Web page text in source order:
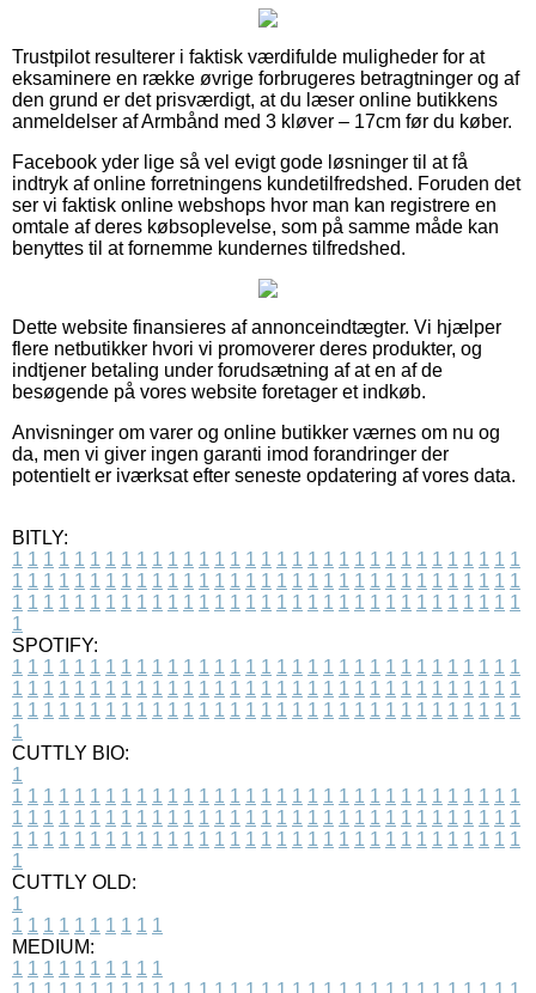
Trustpilot resulterer i faktisk værdifulde muligheder for at
eksaminere en række øvrige forbrugeres betragtninger og af
den grund er det prisværdigt, at du læser online butikkens
anmeldelser af Armbånd med 3 kløver – 17cm før du køber.
Facebook yder lige så vel evigt gode løsninger til at få
indtryk af online forretningens kundetilfredshed. Foruden det
ser vi faktisk online webshops hvor man kan registrere en
omtale af deres købsoplevelse, som på samme måde kan
benyttes til at fornemme kundernes tilfredshed.
Dette website finansieres af annonceindtægter. Vi hjælper
flere netbutikker hvori vi promoverer deres produkter, og
indtjener betaling under forudsætning af at en af de
besøgende på vores website foretager et indkøb.
Anvisninger om varer og online butikker værnes om nu og
da, men vi giver ingen garanti imod forandringer der
potentielt er iværksat efter seneste opdatering af vores data.
BITLY:
1 1 1 1 1 1 1 1 1 1 1 1 1 1 1 1 1 1 1 1 1 1 1 1 1 1 1 1 1 1 1 1 1
1 1 1 1 1 1 1 1 1 1 1 1 1 1 1 1 1 1 1 1 1 1 1 1 1 1 1 1 1 1 1 1 1
1 1 1 1 1 1 1 1 1 1 1 1 1 1 1 1 1 1 1 1 1 1 1 1 1 1 1 1 1 1 1 1 1
1
SPOTIFY:
1 1 1 1 1 1 1 1 1 1 1 1 1 1 1 1 1 1 1 1 1 1 1 1 1 1 1 1 1 1 1 1 1
1 1 1 1 1 1 1 1 1 1 1 1 1 1 1 1 1 1 1 1 1 1 1 1 1 1 1 1 1 1 1 1 1
1 1 1 1 1 1 1 1 1 1 1 1 1 1 1 1 1 1 1 1 1 1 1 1 1 1 1 1 1 1 1 1 1
1
CUTTLY BIO:
1
1 1 1 1 1 1 1 1 1 1 1 1 1 1 1 1 1 1 1 1 1 1 1 1 1 1 1 1 1 1 1 1 1
1 1 1 1 1 1 1 1 1 1 1 1 1 1 1 1 1 1 1 1 1 1 1 1 1 1 1 1 1 1 1 1 1
1 1 1 1 1 1 1 1 1 1 1 1 1 1 1 1 1 1 1 1 1 1 1 1 1 1 1 1 1 1 1 1 1
1
CUTTLY OLD:
1
1 1 1 1 1 1 1 1 1 1
MEDIUM:
1 1 1 1 1 1 1 1 1 1